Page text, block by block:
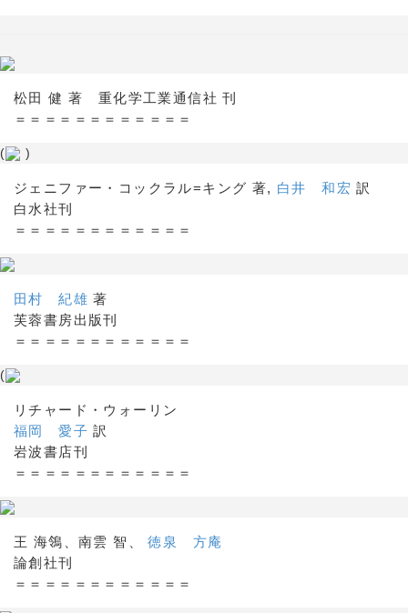
松田 健 著 重化学工業通信社 刊
＝＝＝＝＝＝＝＝＝＝＝＝
( )
ジェニファー・コックラル=キング 著, 白井 和宏 訳
白水社刊
＝＝＝＝＝＝＝＝＝＝＝＝
田村 紀雄 著
芙蓉書房出版刊
＝＝＝＝＝＝＝＝＝＝＝＝
(
リチャード・ウォーリン
福岡 愛子 訳
岩波書店刊
＝＝＝＝＝＝＝＝＝＝＝＝
王 海鴒、南雲 智、徳泉 方庵
論創社刊
＝＝＝＝＝＝＝＝＝＝＝＝